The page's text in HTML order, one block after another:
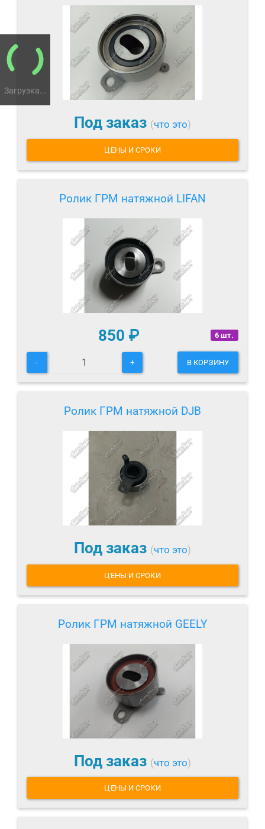
Загрузка...
Под заказ (что это)
ЦЕНЫ И СРОКИ
Ролик ГРМ натяжной LIFAN
6 шт.
850 ₽
- + В КОРЗИНУ
Ролик ГРМ натяжной DJB
Под заказ (что это)
ЦЕНЫ И СРОКИ
Ролик ГРМ натяжной GEELY
Под заказ (что это)
ЦЕНЫ И СРОКИ